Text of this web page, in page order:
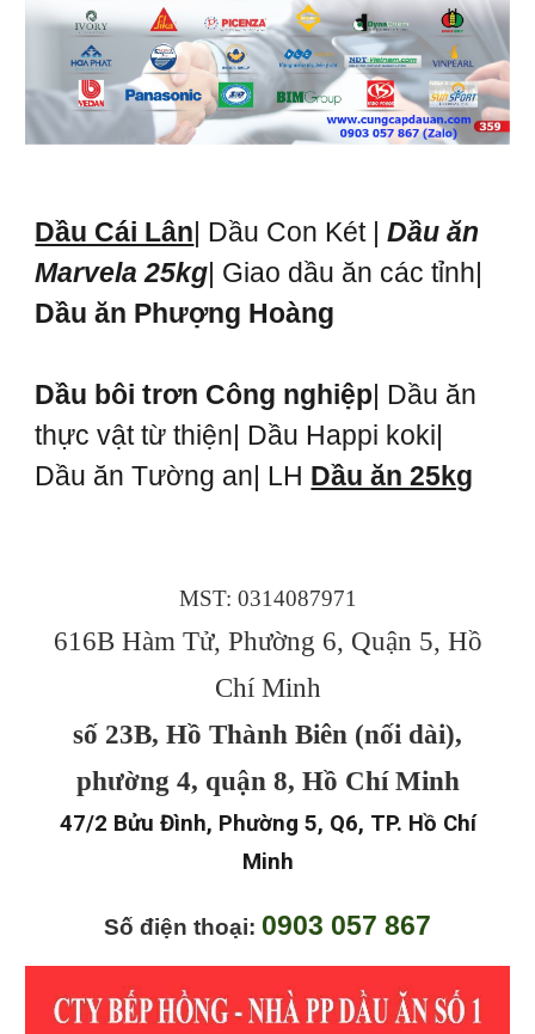
Dầu Cái Lân| Dầu Con Két |Dầu ăn
Marvela 25kg| Giao dầu ăn các tỉnh|
Dầu ăn Phượng Hoàng
Dầu bôi trơn Công nghiệp| Dầu ăn
thực vật từ thiện| Dầu Happi koki|
Dầu ăn Tường an| LH Dầu ăn 25kg
MST: 0314087971
616B Hàm Tử, Phường 6, Quận 5, Hồ
Chí Minh
số 23B, Hồ Thành Biên (nối dài),
phường 4, quận 8, Hồ Chí Minh
47/2 Bửu Đình, Phường 5, Q6, TP. Hồ Chí
Minh
Số điện thoại: 0903 057 867